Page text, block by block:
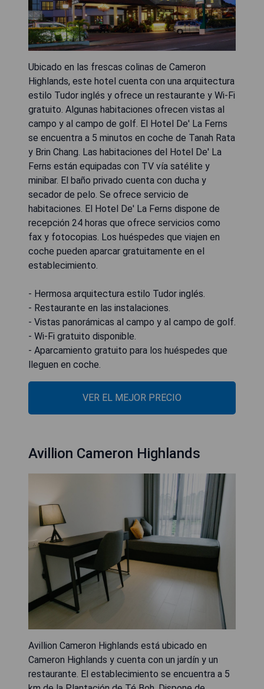
Ubicado en las frescas colinas de Cameron
Highlands, este hotel cuenta con una arquitectura
estilo Tudor inglés y ofrece un restaurante y Wi-Fi
gratuito. Algunas habitaciones ofrecen vistas al
campo y al campo de golf. El Hotel De' La Ferns
se encuentra a 5 minutos en coche de Tanah Rata
y Brin Chang. Las habitaciones del Hotel De' La
Ferns están equipadas con TV vía satélite y
minibar. El baño privado cuenta con ducha y
secador de pelo. Se ofrece servicio de
habitaciones. El Hotel De' La Ferns dispone de
recepción 24 horas que ofrece servicios como
fax y fotocopias. Los huéspedes que viajen en
coche pueden aparcar gratuitamente en el
establecimiento.
- Hermosa arquitectura estilo Tudor inglés.
- Restaurante en las instalaciones.
- Vistas panorámicas al campo y al campo de golf.
- Wi-Fi gratuito disponible.
- Aparcamiento gratuito para los huéspedes que
lleguen en coche.
VER EL MEJOR PRECIO
Avillion Cameron Highlands
Avillion Cameron Highlands está ubicado en
Cameron Highlands y cuenta con un jardín y un
restaurante. El establecimiento se encuentra a 5